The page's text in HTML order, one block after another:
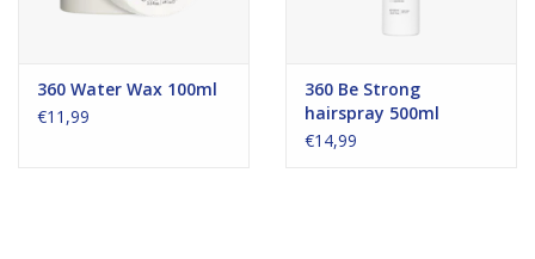
360 Water Wax 100ml
€11,99
360 Be Strong
hairspray 500ml
€14,99